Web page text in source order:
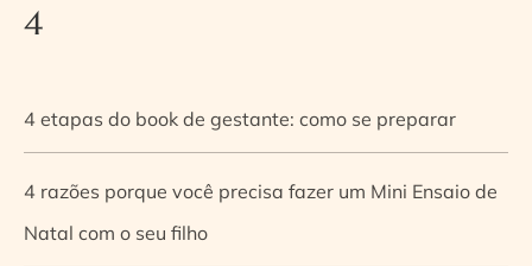
4
4 etapas do book de gestante: como se preparar
4 razões porque você precisa fazer um Mini Ensaio de
Natal com o seu filho